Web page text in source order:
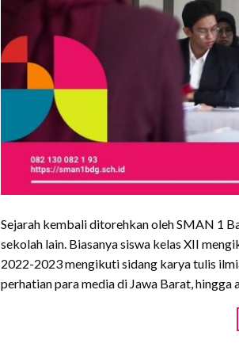
Sejarah kembali ditorehkan oleh SMAN 1
sekolah lain. Biasanya siswa kelas XII
2022-2023 mengikuti sidang karya tulis
perhatian para media di Jawa Barat,